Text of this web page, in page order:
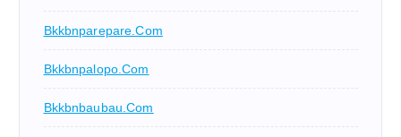
Bkkbnparepare.com
Bkkbnpalopo.com
Bkkbnbaubau.com